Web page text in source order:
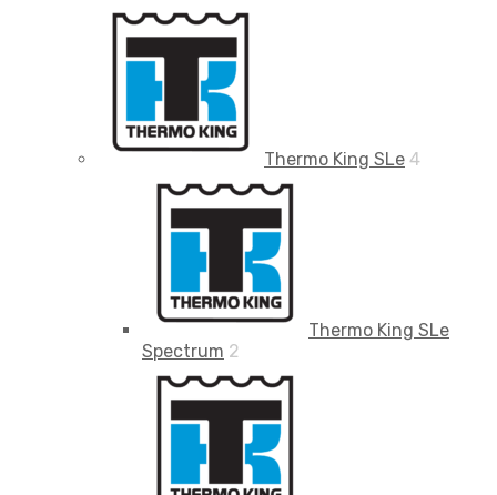
Thermo King SLe 4
Thermo King SLe
Spectrum 2